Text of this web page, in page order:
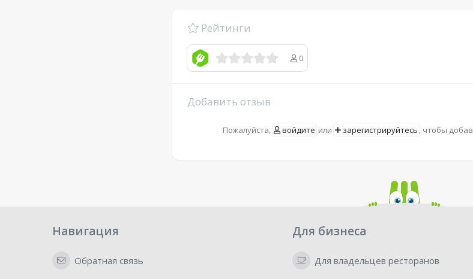
Рейтинги
0
Добавить отзыв
Пожалуйста, войдите или зарегистрируйтесь , чтобы
Навигация
Обратная связь
Для бизнеса
Для владельцев ресторанов